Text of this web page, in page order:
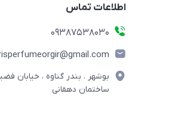
اطلاعات تماس
09387538030
ساختمان دهقانی